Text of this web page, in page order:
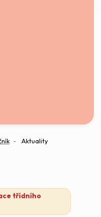
Aktuality
třídního